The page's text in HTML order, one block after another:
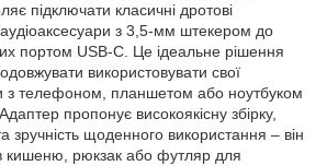
підключати класичні дротові
з 3,5-мм штекером до
портом USB-C. Це ідеальне рішення
використовувати свої
з телефоном, планшетом або ноутбуком
пропонує високоякісну збірку,
зручність щоденного використання – він
кишеню, рюкзак або футляр для